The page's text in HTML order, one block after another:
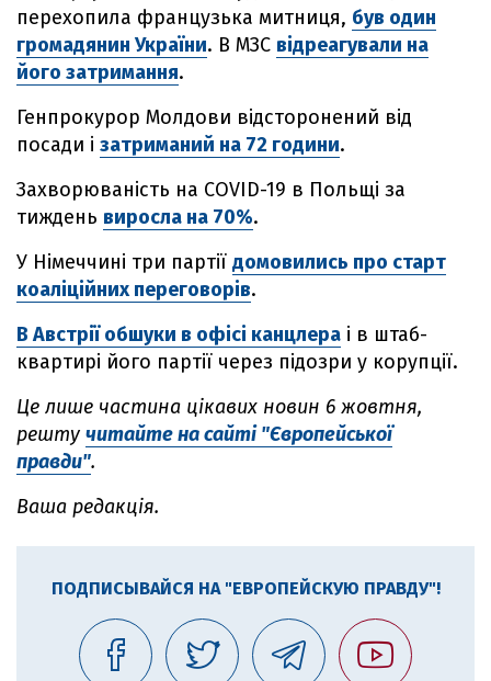
перехопила французька митниця, був один
громадянин України. В МЗС відреагували на
його затримання.
Генпрокурор Молдови відсторонений від
посади і затриманий на 72 години.
Захворюваність на COVID-19 в Польщі за
тиждень виросла на 70%.
У Німеччині три партії домовились про старт
коаліційних переговорів.
В Австрії обшуки в офісі канцлера і в штаб-
квартирі його партії через підозри у корупції.
Це лише частина цікавих новин 6 жовтня,
решту читайте на сайті "Європейської
правди".
Ваша редакція.
ПОДПИСЫВАЙСЯ НА "ЕВРОПЕЙСКУЮ ПРАВДУ"!